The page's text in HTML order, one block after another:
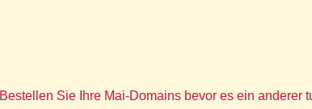
Bestellen Sie Ihre Mai-Domains bevor es ein anderer